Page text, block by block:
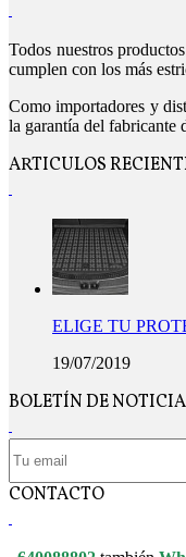
Todos nuestros
cumplen con los más
Como importadores y
la garantía del fabricante
ARTICULOS
ELIGE TU
19/07/2019
BOLETÍN DE
CONTACTO